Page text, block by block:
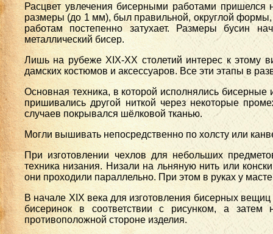
Расцвет увлечения бисерными работами
размеры (до 1 мм), был правильной, округлой
работам постепенно затухает. Размеры бусин
металлический бисер.
Лишь на рубеже XIX-XX столетий интерес к этому
дамских костюмов и аксессуаров. Все эти этапы в
Основная техника, в которой исполнялись бисерные
пришивались другой ниткой через некоторые
случаев покрывался шёлковой тканью.
Могли вышивать непосредственно по холсту или
При изготовлении чехлов для небольших
техника низания. Низали на льняную нить или
они проходили параллельно. При этом в руках у
В начале XIX века для изготовления бисерных
бисеринок в соответствии с рисунком, а затем
противоположной стороне изделия.